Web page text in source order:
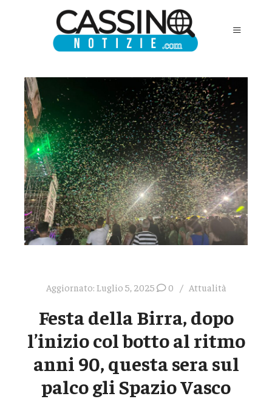
Aggiornato: Luglio 5, 2025 0 Attualità
Festa della Birra, dopo
l’inizio col botto al ritmo
anni 90, questa sera sul
palco gli Spazio Vasco